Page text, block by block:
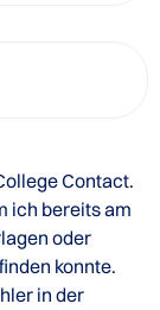
Contact.
ich bereits am
oder
konnte.
in der